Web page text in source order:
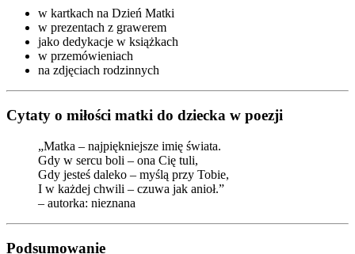
w kartkach na Dzień Matki
w prezentach z grawerem
jako dedykacje w książkach
w przemówieniach
na zdjęciach rodzinnych
Cytaty o miłości matki do dziecka w poezji
„Matka – najpiękniejsze imię świata.
Gdy w sercu boli – ona Cię tuli,
Gdy jesteś daleko – myślą przy Tobie,
I w każdej chwili – czuwa jak anioł.”
– autorka: nieznana
Podsumowanie